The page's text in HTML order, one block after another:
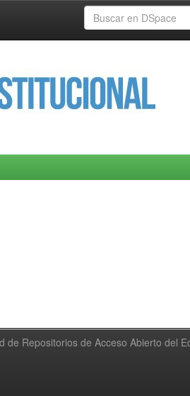
de Repositorios de Acceso Abierto del